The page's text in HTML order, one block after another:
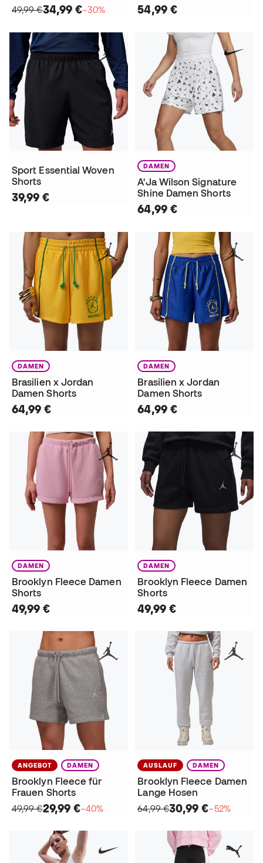
49,99 €34,99 €−30% 54,99 €
Sport Essential Woven
Shorts
39,99 €
DAMEN
A'Ja Wilson Signature
Shine Damen Shorts
64,99 €
DAMEN
Brasilien x Jordan
Damen Shorts
64,99 €
DAMEN
Brasilien x Jordan
Damen Shorts
64,99 €
DAMEN
Brooklyn Fleece Damen
Shorts
49,99 €
DAMEN
Brooklyn Fleece Damen
Shorts
49,99 €
ANGEBOT DAMEN
Brooklyn Fleece für
Frauen Shorts
49,99 €29,99 €−40%
AUSLAUF DAMEN
Brooklyn Fleece Damen
Lange Hosen
64,99 €30,99 €−52%